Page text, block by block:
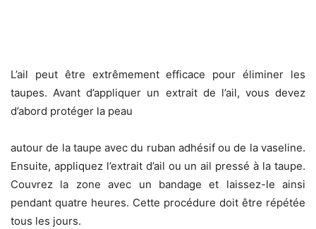
L’ail peut être extrêmement efficace pour éliminer les
taupes. Avant d’appliquer un extrait de l’ail, vous devez
d’abord protéger la peau
autour de la taupe avec du ruban adhésif ou de la vaseline.
Ensuite, appliquez l’extrait d’ail ou un ail pressé à la taupe.
Couvrez la zone avec un bandage et laissez-le ainsi
pendant quatre heures. Cette procédure doit être répétée
tous les jours.